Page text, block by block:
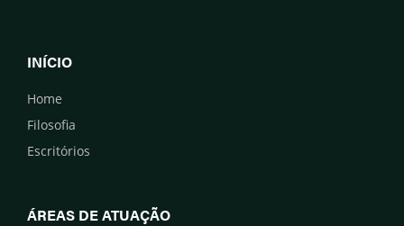
INÍCIO
Home
Filosofia
Escritórios
ÁREAS DE ATUAÇÃO